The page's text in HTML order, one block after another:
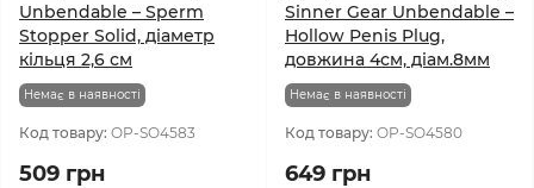
Unbendable – Sperm
Stopper Solid, діаметр
кільця 2,6 см
Немає в наявності
Код товару: OP-SO4583
509 грн
Sinner Gear Unbendable –
Hollow Penis Plug,
довжина 4см, діам.8мм
Немає в наявності
Код товару: OP-SO4580
649 грн